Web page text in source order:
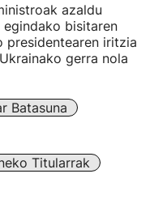
azaldu
bisitaren
presidentearen iritzia
gerra nola
Batasuna
Titularrak